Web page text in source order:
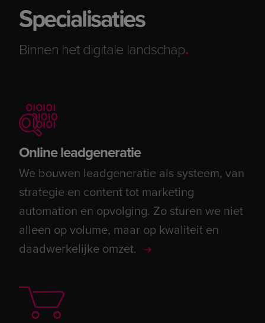
Specialisaties
Binnen het digitale landschap.
Online leadgeneratie
We bouwen leadgeneratie als systeem, van
strategie en content tot marketing
automation en opvolging. Zo sturen we niet
alleen op volume, maar op kwaliteit en
daadwerkelijke omzet.